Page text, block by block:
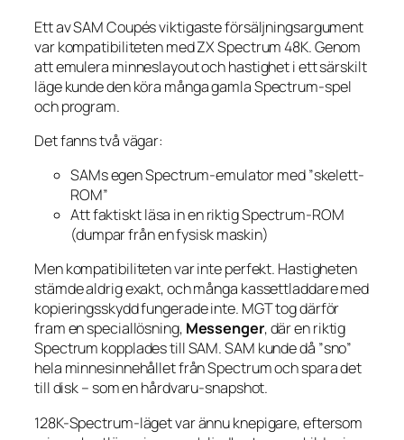
Ett av SAM Coupés viktigaste försäljningsargument
var kompatibiliteten med ZX Spectrum 48K. Genom
att emulera minneslayout och hastighet i ett särskilt
läge kunde den köra många gamla Spectrum-spel
och program.
Det fanns två vägar:
SAMs egen Spectrum-emulator med ”skelett-
ROM”
Att faktiskt läsa in en riktig Spectrum-ROM
(dumpar från en fysisk maskin)
Men kompatibiliteten var inte perfekt. Hastigheten
stämde aldrig exakt, och många kassettladdare med
kopieringsskydd fungerade inte. MGT tog därför
fram en speciallösning, Messenger, där en riktig
Spectrum kopplades till SAM. SAM kunde då ”sno”
hela minnesinnehållet från Spectrum och spara det
till disk – som en hårdvaru-snapshot.
128K-Spectrum-läget var ännu knepigare, eftersom